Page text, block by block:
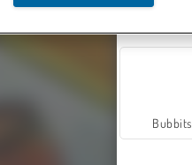
Bubbits